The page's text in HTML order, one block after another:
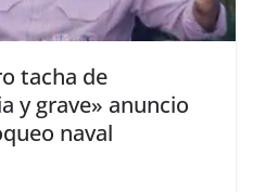
tacha de
y grave» anuncio
naval